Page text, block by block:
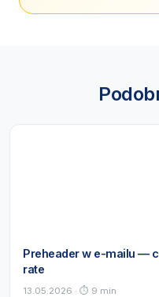
Preheader w e-mailu —
rate
13.05.2026 · ⏱ 9 min